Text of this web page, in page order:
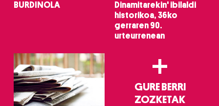
BURDINOLA
Dinamitarekin' ibilaldi
historikoa, 36ko
gerraren 90.
urteurrenean
+
GURE BERRI
ZOZKETAK